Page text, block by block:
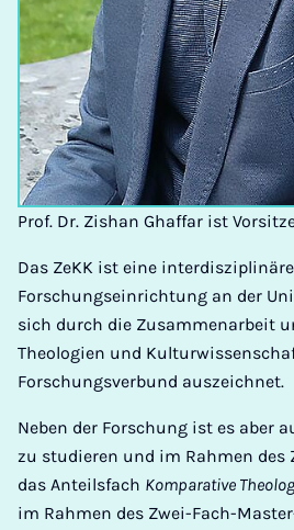
Prof. Dr. Zishan Ghaffar ist
Das ZeKK ist eine interdisziplinäre
Forschungseinrichtung an der
sich durch die Zusammenarbeit
Theologien und
Forschungsverbund auszeichnet.
Neben der Forschung ist es aber
zu studieren und im Rahmen des
das Anteilsfach Komparative
im Rahmen des Zwei-Fach-